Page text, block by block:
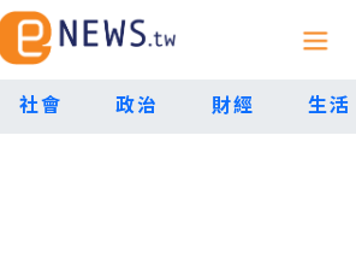
社會 政治 財經 生活